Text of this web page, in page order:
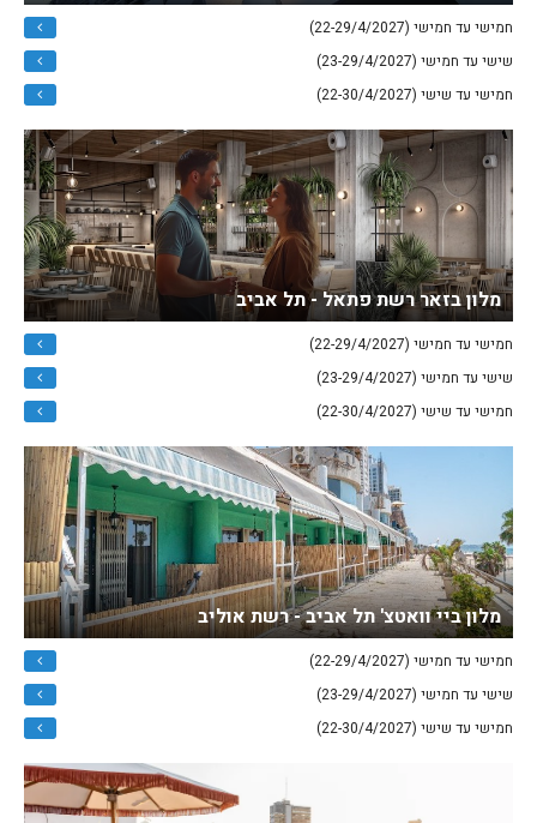
חמישי עד חמישי (22-29/4/2027)
שישי עד חמישי (23-29/4/2027)
חמישי עד שישי (22-30/4/2027)
מלון בזאר רשת פתאל - תל אביב
חמישי עד חמישי (22-29/4/2027)
שישי עד חמישי (23-29/4/2027)
חמישי עד שישי (22-30/4/2027)
מלון ביי וואטצ' תל אביב - רשת אוליב
חמישי עד חמישי (22-29/4/2027)
שישי עד חמישי (23-29/4/2027)
חמישי עד שישי (22-30/4/2027)